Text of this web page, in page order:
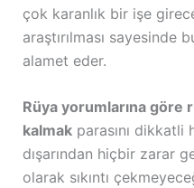
çok karanlık bir işe
araştırılması sayesinde
alamet eder.
Rüya yorumlarına göre
kalmakparasını dikkatli
dışarından hiçbir zarar
olarak sıkıntı